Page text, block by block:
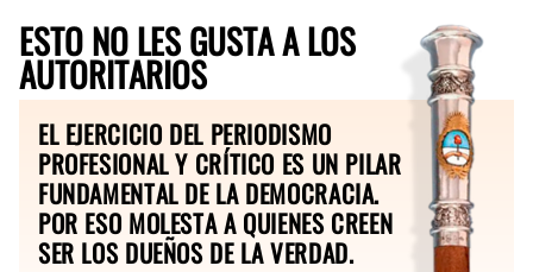
ESTO NO LES GUSTA A LOS
AUTORITARIOS
EL EJERCICIO DEL PERIODISMO
PROFESIONAL Y CRÍTICO ES UN PILAR
FUNDAMENTAL DE LA DEMOCRACIA.
POR ESO MOLESTA A QUIENES CREEN
SER LOS DUEÑOS DE LA VERDAD.